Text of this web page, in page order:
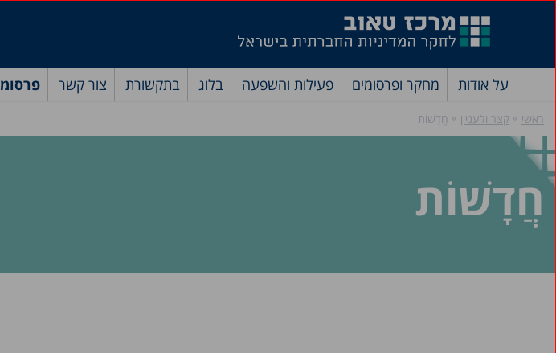
על אודות מחקר ופרסומים פעילות והשפעה בלוג בתקשורת צור קשר
ראשי » קצר ולעניין » חֲדָשׁוֹת
חֲדָשׁוֹת